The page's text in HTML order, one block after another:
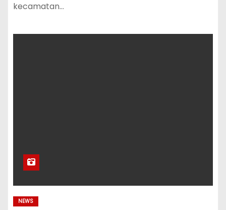
kecamatan…
NEWS